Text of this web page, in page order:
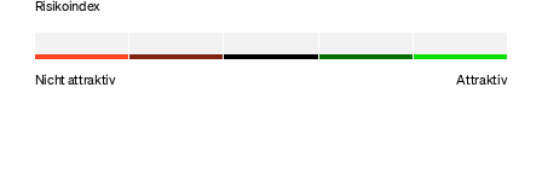
Risikoindex
Nicht attraktiv Attraktiv